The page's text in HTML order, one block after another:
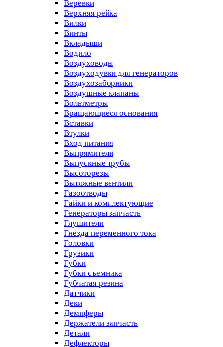
Веревки
Верхняя рейка
Вилки
Винты
Вкладыши
Водило
Воздуховоды
Воздуходувки для генераторов
Воздухозаборники
Воздушные клапаны
Вольтметры
Вращающиеся основания
Вставки
Втулки
Вход питания
Выпрямители
Выпускные трубы
Высоторезы
Вытяжные вентили
Газоотводы
Гайки и комплектующие
Генераторы запчасть
Глушители
Гнезда переменного тока
Головки
Грузики
Губки
Губки съемника
Губчатая резина
Датчики
Деки
Демпферы
Держатели запчасть
Детали
Дефлекторы